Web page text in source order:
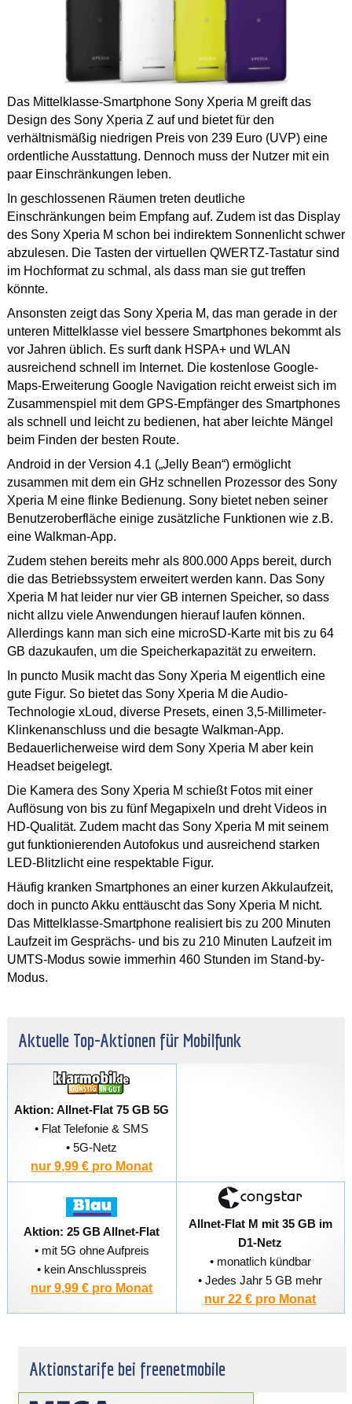
Das Mittelklasse-Smartphone Sony Xperia M greift das
Design des Sony Xperia Z auf und bietet für den
verhältnismäßig niedrigen Preis von 239 Euro (UVP) eine
ordentliche Ausstattung. Dennoch muss der Nutzer mit ein
paar Einschränkungen leben.
In geschlossenen Räumen treten deutliche
Einschränkungen beim Empfang auf. Zudem ist das Display
des Sony Xperia M schon bei indirektem Sonnenlicht schwer
abzulesen. Die Tasten der virtuellen QWERTZ-Tastatur sind
im Hochformat zu schmal, als dass man sie gut treffen
könnte.
Ansonsten zeigt das Sony Xperia M, das man gerade in der
unteren Mittelklasse viel bessere Smartphones bekommt als
vor Jahren üblich. Es surft dank HSPA+ und WLAN
ausreichend schnell im Internet. Die kostenlose Google-
Maps-Erweiterung Google Navigation reicht erweist sich im
Zusammenspiel mit dem GPS-Empfänger des Smartphones
als schnell und leicht zu bedienen, hat aber leichte Mängel
beim Finden der besten Route.
Android in der Version 4.1 („Jelly Bean“) ermöglicht
zusammen mit dem ein GHz schnellen Prozessor des Sony
Xperia M eine flinke Bedienung. Sony bietet neben seiner
Benutzeroberfläche einige zusätzliche Funktionen wie z.B.
eine Walkman-App.
Zudem stehen bereits mehr als 800.000 Apps bereit, durch
die das Betriebssystem erweitert werden kann. Das Sony
Xperia M hat leider nur vier GB internen Speicher, so dass
nicht allzu viele Anwendungen hierauf laufen können.
Allerdings kann man sich eine microSD-Karte mit bis zu 64
GB dazukaufen, um die Speicherkapazität zu erweitern.
In puncto Musik macht das Sony Xperia M eigentlich eine
gute Figur. So bietet das Sony Xperia M die Audio-
Technologie xLoud, diverse Presets, einen 3,5-Millimeter-
Klinkenanschluss und die besagte Walkman-App.
Bedauerlicherweise wird dem Sony Xperia M aber kein
Headset beigelegt.
Die Kamera des Sony Xperia M schießt Fotos mit einer
Auflösung von bis zu fünf Megapixeln und dreht Videos in
HD-Qualität. Zudem macht das Sony Xperia M mit seinem
gut funktionierenden Autofokus und ausreichend starken
LED-Blitzlicht eine respektable Figur.
Häufig kranken Smartphones an einer kurzen Akkulaufzeit,
doch in puncto Akku enttäuscht das Sony Xperia M nicht.
Das Mittelklasse-Smartphone realisiert bis zu 200 Minuten
Laufzeit im Gesprächs- und bis zu 210 Minuten Laufzeit im
UMTS-Modus sowie immerhin 460 Stunden im Stand-by-
Modus.
Aktuelle Top-Aktionen für Mobilfunk
Aktion: Allnet-Flat 75 GB 5G
• Flat Telefonie & SMS
• 5G-Netz
nur 9,99 € pro Monat
Aktion: 25 GB Allnet-Flat
• mit 5G ohne Aufpreis
• kein Anschlusspreis
nur 9,99 € pro Monat
Allnet-Flat M mit 35 GB im
D1-Netz
• monatlich kündbar
• Jedes Jahr 5 GB mehr
nur 22 € pro Monat
Aktionstarife bei freenetmobile